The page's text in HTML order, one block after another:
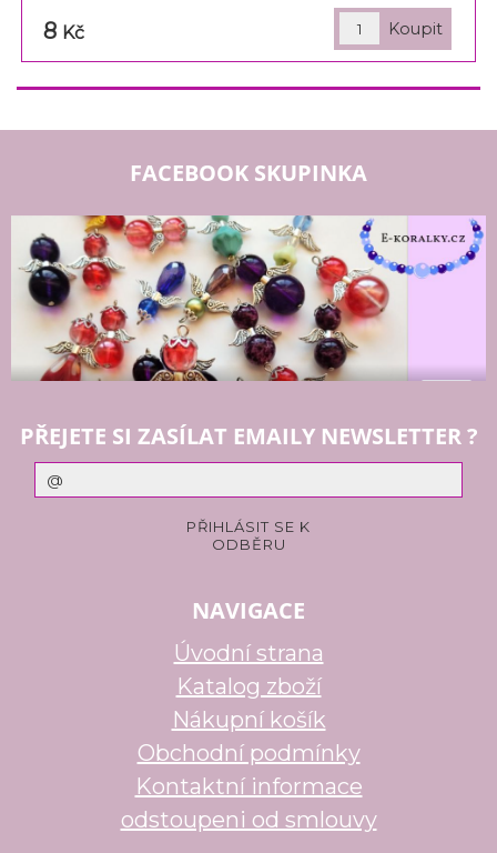
8 Kč
FACEBOOK SKUPINKA
PŘEJETE SI ZASÍLAT EMAILY NEWSLETTER ?
NAVIGACE
Úvodní strana
Katalog zboží
Nákupní košík
Obchodní podmínky
Kontaktní informace
odstoupeni od smlouvy